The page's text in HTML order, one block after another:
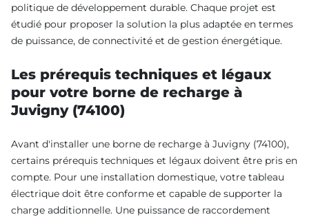
politique de développement durable. Chaque projet est
étudié pour proposer la solution la plus adaptée en termes
de puissance, de connectivité et de gestion énergétique.
Les prérequis techniques et légaux
pour votre borne de recharge à
Juvigny (74100)
Avant d'installer une borne de recharge à Juvigny (74100),
certains prérequis techniques et légaux doivent être pris en
compte. Pour une installation domestique, votre tableau
électrique doit être conforme et capable de supporter la
charge additionnelle. Une puissance de raccordement